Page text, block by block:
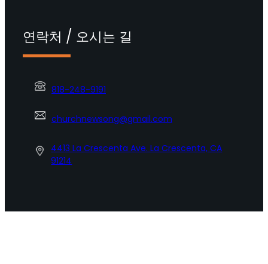
연락처 / 오시는 길
818-248-9191
churchnewsong@gmail.com
4413 La Crescenta Ave. La Crescenta, CA
91214